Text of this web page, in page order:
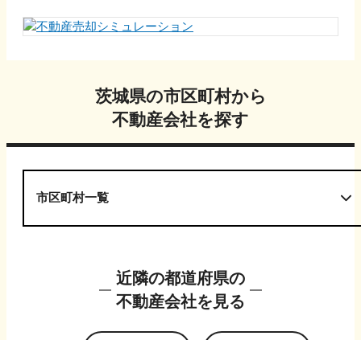
茨城県の市区町村から
不動産会社を探す
市区町村一覧
近隣の都道府県の
不動産会社を見る